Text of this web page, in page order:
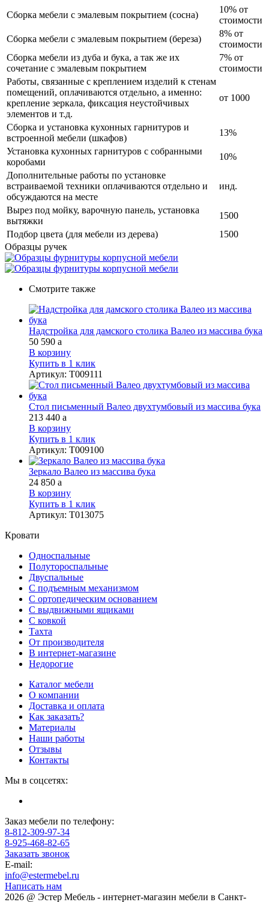
Сборка мебели с эмалевым покрытием (сосна)
10% от
стоимости
Сборка мебели с эмалевым покрытием (береза)
8% от
стоимости
Сборка мебели из дуба и бука, а так же их
сочетание с эмалевым покрытием
7% от
стоимости
Работы, связанные с креплением изделий к стенам
помещений, оплачиваются отдельно, а именно:
крепление зеркала, фиксация неустойчивых
элементов и т.д.
от 1000
Сборка и установка кухонных гарнитуров и
встроенной мебели (шкафов)
13%
Установка кухонных гарнитуров с собранными
коробами
10%
Дополнительные работы по установке
встраиваемой техники оплачиваются отдельно и
обсуждаются на месте
инд.
Вырез под мойку, варочную панель, установка
вытяжки
1500
Подбор цвета (для мебели из дерева)
1500
Образцы ручек
Смотрите также
Надстройка для дамского столика Валео из массива бука
50 590 a
В корзину
Купить в 1 клик
Артикул: Т009111
Стол письменный Валео двухтумбовый из массива бука
213 440 a
В корзину
Купить в 1 клик
Артикул: Т009100
Зеркало Валео из массива бука
24 850 a
В корзину
Купить в 1 клик
Артикул: Т013075
Кровати
Односпальные
Полутороспальные
Двуспальные
С подъемным механизмом
С ортопедическим основанием
С выдвижными ящиками
С ковкой
Тахта
От производителя
В интернет-магазине
Недорогие
Каталог мебели
О компании
Доставка и оплата
Как заказать?
Материалы
Наши работы
Отзывы
Контакты
Мы в соцсетях:
Заказ мебели по телефону:
8-812-309-97-34
8-925-468-82-65
Заказать звонок
E-mail:
info@estermebel.ru
Написать нам
2026 @ Эстер Мебель - интернет-магазин мебели в Санкт-